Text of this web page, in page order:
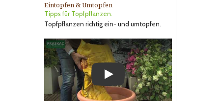
Eintopfen & Umtopfen
Tipps für Topfpflanzen.
Topfpflanzen richtig ein- und umtopfen.